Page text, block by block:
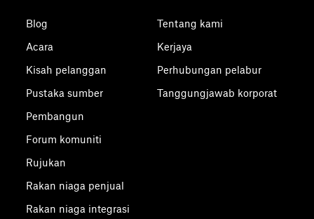
Blog
Acara
Kisah pelanggan
Pustaka sumber
Pembangun
Forum komuniti
Rujukan
Rakan niaga penjual
Rakan niaga integrasi
Tentang kami
Kerjaya
Perhubungan pelabur
Tanggungjawab korporat